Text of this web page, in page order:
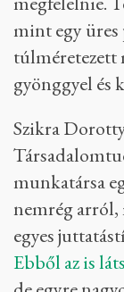
mint egy üres
túlméretezett
gyönggyel és
Szikra
munkatársa
nemrég
egyes
Ebből az is